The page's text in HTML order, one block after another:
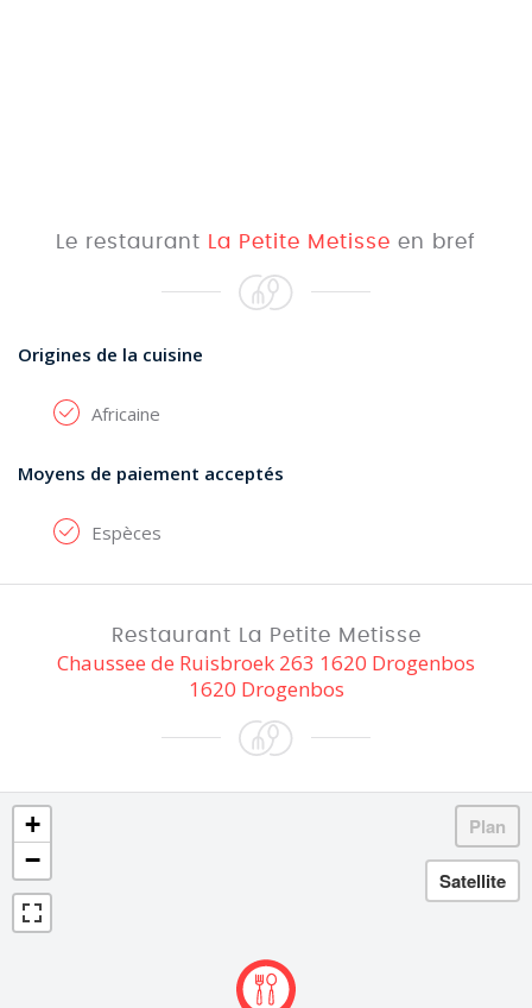
Le restaurant La Petite Metisse en bref
Origines de la cuisine
Africaine
Moyens de paiement acceptés
Espèces
Restaurant La Petite Metisse
Chaussee de Ruisbroek 263 1620 Drogenbos
1620 Drogenbos
+
−